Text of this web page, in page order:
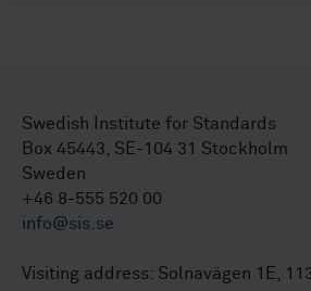
Swedish Institute for Standards
Box 45443, SE-104 31 Stockholm
Sweden
+46 8-555 520 00
info@sis.se
Visiting address: Solnavägen 1E,